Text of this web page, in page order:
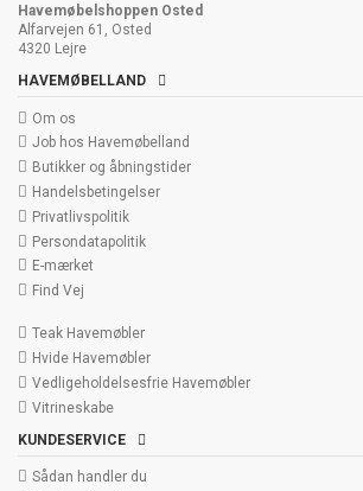
Havemøbelshoppen Osted
Alfarvejen 61, Osted
4320 Lejre
HAVEMØBELLAND
Om os
Job hos Havemøbelland
Butikker og åbningstider
Handelsbetingelser
Privatlivspolitik
Persondatapolitik
E-mærket
Find Vej
Teak Havemøbler
Hvide Havemøbler
Vedligeholdelsesfrie Havemøbler
Vitrineskabe
KUNDESERVICE
Sådan handler du